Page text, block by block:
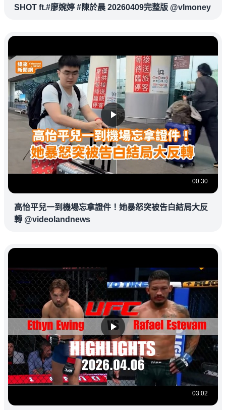
SHOT ft.#廖婉婷 #陳於晨 20260409完整版 @vlmoney
00:30
高怡平兒一到機場忘拿證件！她暴怒突被告白結局大反
轉 @videolandnews
03:02